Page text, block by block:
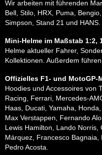
Wir arbeiten mit führenden
Bell, Stilo, HRX, Puma,
Simpson, Stand 21 und HANS.
Mini-Helme im Maßstab 1:2,
Helme aktueller Fahrer,
Kollektionen. Außerdem
Offizielles F1- und MotoGP-
Hoodies und Accessoires von
Racing, Ferrari, Mercedes-
Haas, Ducati, Yamaha,
Max Verstappen, Fernando
Lewis Hamilton, Lando
Márquez, Francesco
Pedro Acosta.